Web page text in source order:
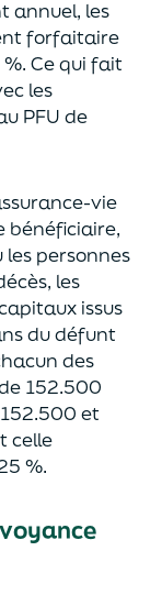
annuel, les
forfaitaire
Ce qui fait
les
PFU de
vie
bénéficiaire,
les personnes
les
issus
du défunt
des
152.500
et
celle
5 %.